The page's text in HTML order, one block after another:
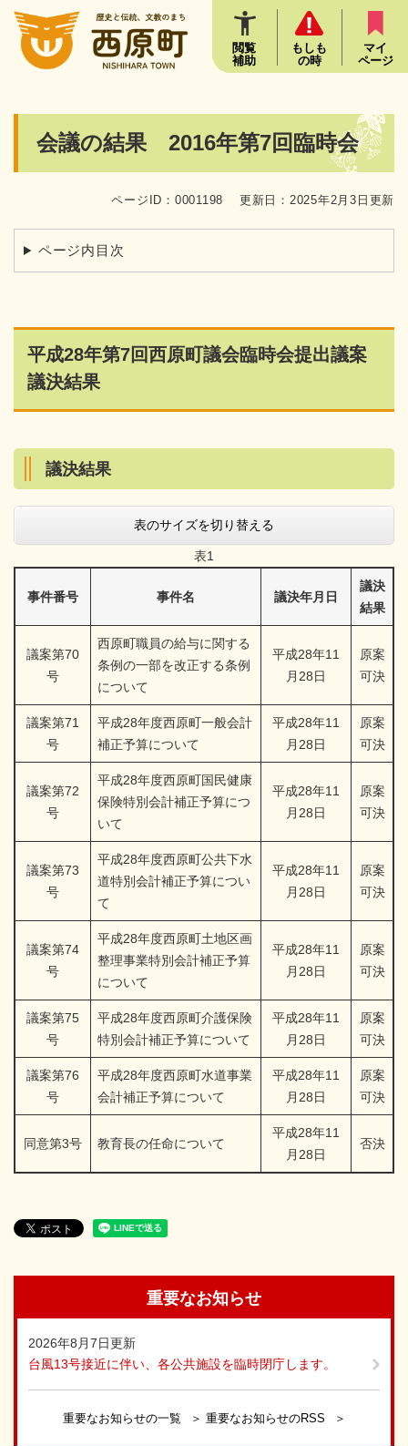
メニューを飛ばして本文へ
閲覧
補助
もしも
の時
マイ
ページ
会議の結果 2016年第7回臨時会
ページID：0001198 更新日：2025年2月3日更新
ページ内目次
平成28年第7回西原町議会臨時会提出議案
議決結果
議決結果
表のサイズを切り替える
表1
事件番号 事件名 議決年月日
議決
結果
議案第70
号
西原町職員の給与に関する
条例の一部を改正する条例
について
平成28年11
月28日
原案
可決
議案第71
号
平成28年度西原町一般会計
補正予算について
平成28年11
月28日
原案
可決
議案第72
号
平成28年度西原町国民健康
保険特別会計補正予算につ
いて
平成28年11
月28日
原案
可決
議案第73
号
平成28年度西原町公共下水
道特別会計補正予算につい
て
平成28年11
月28日
原案
可決
議案第74
号
平成28年度西原町土地区画
整理事業特別会計補正予算
について
平成28年11
月28日
原案
可決
議案第75
号
平成28年度西原町介護保険
特別会計補正予算について
平成28年11
月28日
原案
可決
議案第76
号
平成28年度西原町水道事業
会計補正予算について
平成28年11
月28日
原案
可決
同意第3号 教育長の任命について
平成28年11
月28日
否決
重要なお知らせ
2026年8月7日更新
台風13号接近に伴い、各公共施設を臨時閉庁します。
重要なお知らせの一覧 重要なお知らせのRSS